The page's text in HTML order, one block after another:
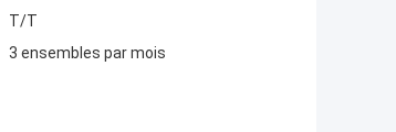
T/T
3 ensembles par mois